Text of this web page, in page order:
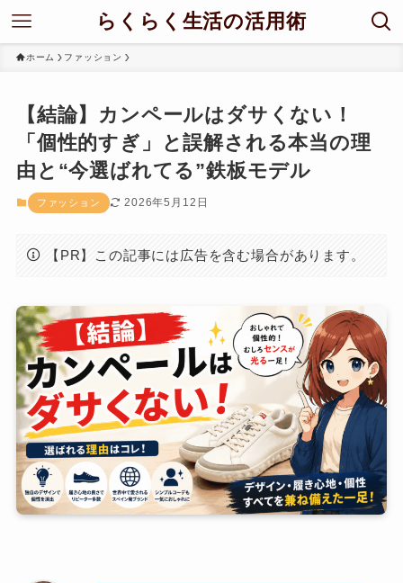
らくらく生活の活用術
ホーム ファッション
【結論】カンペールはダサくない！
「個性的すぎ」と誤解される本当の理
由と“今選ばれてる”鉄板モデル
ファッション 2026年5月12日
【PR】この記事には広告を含む場合があります。